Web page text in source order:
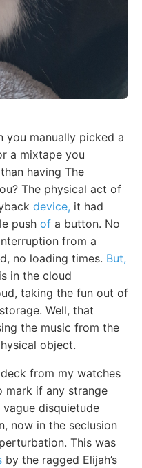
you manually picked a
a mixtape you
having The
The physical act of
device, it had
push of a button. No
from a
no loading times. But,
in the cloud
taking the fun out of
Well, that
the music from the
object.
from my watches
mark if any strange
disquietude
now in the seclusion
This was
by the ragged Elijah’s